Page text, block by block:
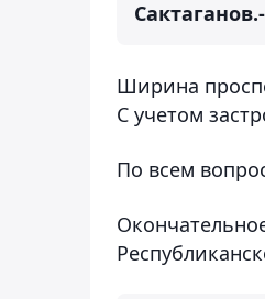
Ширина
С учетом
По всем